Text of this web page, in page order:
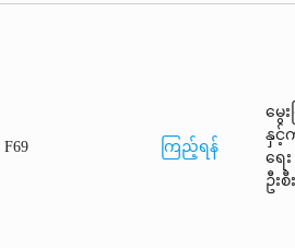
F69 ကြည့်ရန်
မွေး
နှ
ရေး
ဦးစီ